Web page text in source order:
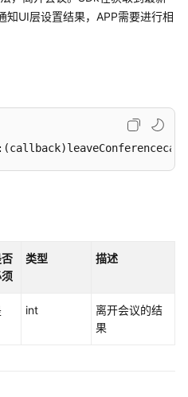
UI层设置结果，APP需要进行相
类型 描述
int
离开会议的结
果